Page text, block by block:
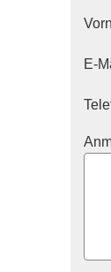
E-